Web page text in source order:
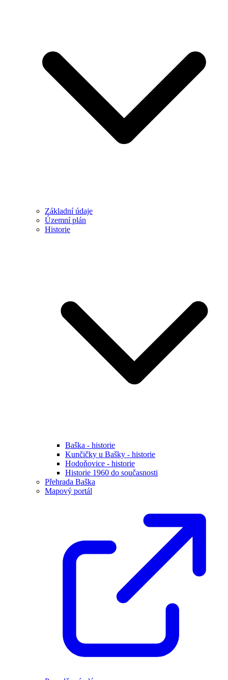
Základní údaje
Územní plán
Historie
Baška - historie
Kunčičky u Bašky - historie
Hodoňovice - historie
Historie 1960 do současnosti
Přehrada Baška
Mapový portál